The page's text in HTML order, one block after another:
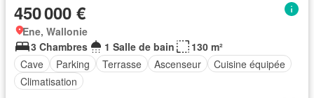
450 000 €
Ene, Wallonie
3 Chambres
1 Salle de bain
130 m²
Cave
Parking Terrasse Ascenseur
Cuisine équipée
Climatisation